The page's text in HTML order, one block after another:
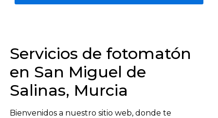
Servicios de fotomatón
en San Miguel de
Salinas, Murcia
Bienvenidos a nuestro sitio web, donde te